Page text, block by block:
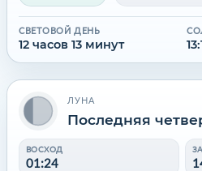
СВЕТОВОЙ ДЕНЬ
12 часов 13 минут
ЛУНА
Последняя
ВОСХОД
01:24